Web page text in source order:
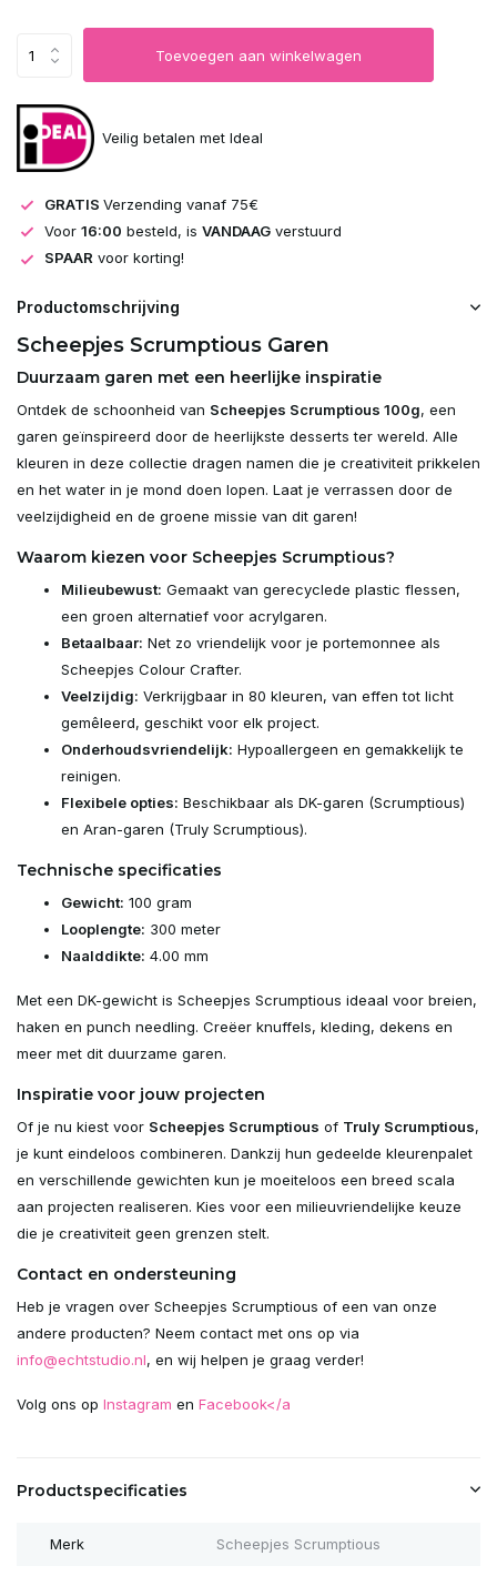
Toevoegen aan winkelwagen
Veilig betalen met Ideal
GRATIS Verzending vanaf 75€
Voor 16:00 besteld, is VANDAAG verstuurd
SPAAR voor korting!
Productomschrijving
Scheepjes Scrumptious Garen
Duurzaam garen met een heerlijke inspiratie
Ontdek de schoonheid van Scheepjes Scrumptious 100g, een
garen geïnspireerd door de heerlijkste desserts ter wereld. Alle
kleuren in deze collectie dragen namen die je creativiteit prikkelen
en het water in je mond doen lopen. Laat je verrassen door de
veelzijdigheid en de groene missie van dit garen!
Waarom kiezen voor Scheepjes Scrumptious?
Milieubewust: Gemaakt van gerecyclede plastic flessen,
een groen alternatief voor acrylgaren.
Betaalbaar: Net zo vriendelijk voor je portemonnee als
Scheepjes Colour Crafter.
Veelzijdig: Verkrijgbaar in 80 kleuren, van effen tot licht
gemêleerd, geschikt voor elk project.
Onderhoudsvriendelijk: Hypoallergeen en gemakkelijk te
reinigen.
Flexibele opties: Beschikbaar als DK-garen (Scrumptious)
en Aran-garen (Truly Scrumptious).
Technische specificaties
Gewicht: 100 gram
Looplengte: 300 meter
Naalddikte: 4.00 mm
Met een DK-gewicht is Scheepjes Scrumptious ideaal voor breien,
haken en punch needling. Creëer knuffels, kleding, dekens en
meer met dit duurzame garen.
Inspiratie voor jouw projecten
Of je nu kiest voor Scheepjes Scrumptious of Truly Scrumptious,
je kunt eindeloos combineren. Dankzij hun gedeelde kleurenpalet
en verschillende gewichten kun je moeiteloos een breed scala
aan projecten realiseren. Kies voor een milieuvriendelijke keuze
die je creativiteit geen grenzen stelt.
Contact en ondersteuning
Heb je vragen over Scheepjes Scrumptious of een van onze
andere producten? Neem contact met ons op via
info@echtstudio.nl, en wij helpen je graag verder!
Volg ons op Instagram en Facebook</a
Productspecificaties
Merk Scheepjes Scrumptious